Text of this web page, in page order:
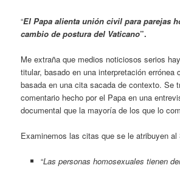
“El Papa alienta unión civil para parejas
cambio de postura del Vaticano”.
Me extraña que medios noticiosos serios
titular, basado en una interpretación errónea
basada en una cita sacada de contexto. Se
comentario hecho por el Papa en una
documental que la mayoría de los que lo
Examinemos las citas que se le atribuyen al
“Las personas homosexuales tienen